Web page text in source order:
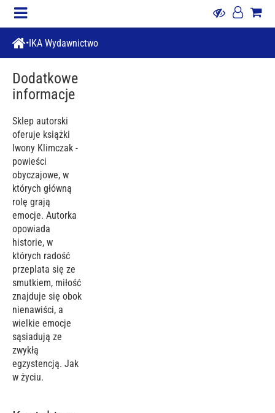
IKA Wydawnictwo
Dodatkowe
informacje
Sklep autorski
oferuje książki
Iwony Klimczak -
powieści
obyczajowe, w
których główną
rolę grają
emocje. Autorka
opowiada
historie, w
których radość
przeplata się ze
smutkiem, miłość
znajduje się obok
nienawiści, a
wielkie emocje
sąsiadują ze
zwykłą
egzystencją. Jak
w życiu.